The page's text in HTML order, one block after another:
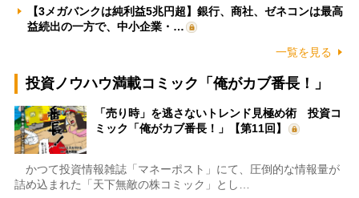
【3メガバンクは純利益5兆円超】銀行、商社、ゼネコンは最高
益続出の一方で、中小企業・…
一覧を見る
投資ノウハウ満載コミック「俺がカブ番長！」
「売り時」を逃さないトレンド見極め術 投資コ
ミック「俺がカブ番長！」【第11回】
かつて投資情報雑誌「マネーポスト」にて、圧倒的な情報量が
詰め込まれた「天下無敵の株コミック」とし…